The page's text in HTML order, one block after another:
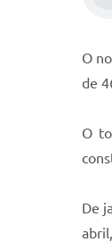
O
de
O
De